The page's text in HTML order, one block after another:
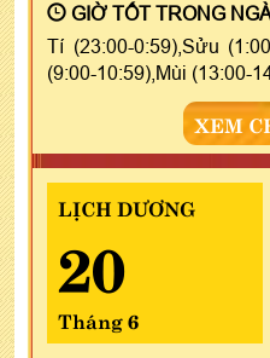
GIỜ TỐT TRONG
Tí (23:00-0:59),Sửu
(9:00-10:59),Mùi (13:00-
XEM
LỊCH DƯƠNG
20
Tháng 6